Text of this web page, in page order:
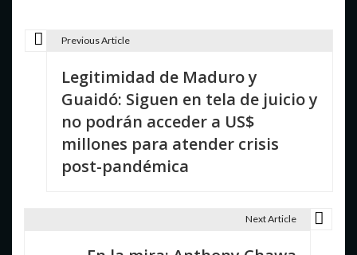
Previous Article
Legitimidad de Maduro y
Guaidó: Siguen en tela de juicio y
no podrán acceder a US$
millones para atender crisis
post-pandémica
Next Article